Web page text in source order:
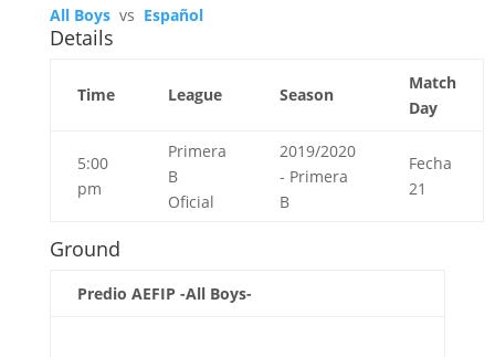
All Boys vs Español
Details
Time League Season
Match
Day
5:00
pm
Primera
B
Oficial
2019/2020
- Primera
B
Fecha
21
Ground
Predio AEFIP -All Boys-